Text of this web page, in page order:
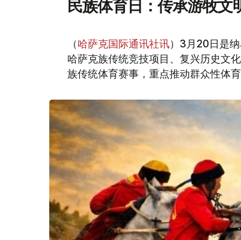
民族体育日：传承游牧文
（哈萨克国际通讯社讯）3月20日是
哈萨克族传统竞技项目、复兴历史文
族传统体育赛事，重点推动群众性体育